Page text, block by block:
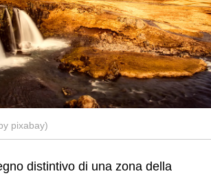
pixabay)
distintivo di una zona della